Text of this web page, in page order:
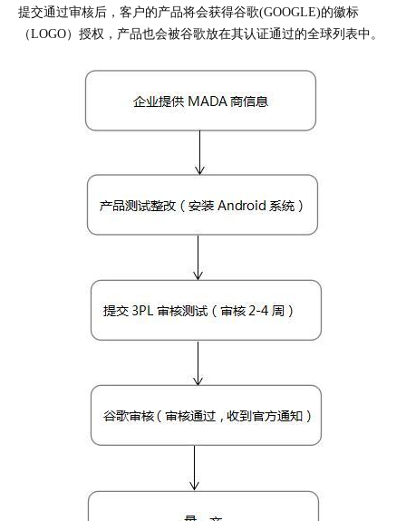
提交通过审核后，客户的产品将会获得谷歌(GOOGLE)的徽标
（LOGO）授权，产品也会被谷歌放在其认证通过的全球列表中。